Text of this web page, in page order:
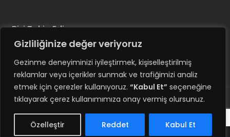
Gizliliğinize değer veriyoruz
Gezinme deneyiminizi iyileştirmek, kişiselleştirilmiş
reklamlar veya içerikler sunmak ve trafiğimizi analiz
etmek için çerezler kullanıyoruz. “Kabul Et” seçeneğine
tıklayarak çerez kullanımımıza onay vermiş olursunuz.
Özelleştir Reddet Kabul Et
Bizi Takip Edin